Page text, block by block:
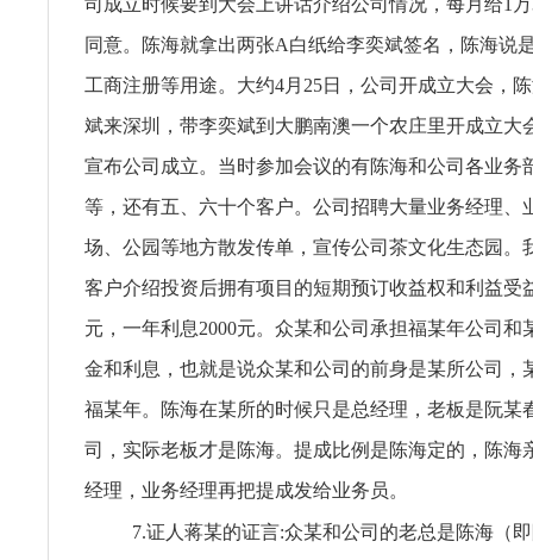
司成立时候要到大会上讲话介绍公司情况，每月给1
同意。陈海就拿出两张A白纸给李奕斌签名，陈海说
工商注册等用途。大约4月25日，公司开成立大会，
斌来深圳，带李奕斌到大鹏南澳一个农庄里开成立大
宣布公司成立。当时参加会议的有陈海和公司各业务
等，还有五、六十个客户。公司招聘大量业务经理、
场、公园等地方散发传单，宣传公司茶文化生态园。
客户介绍投资后拥有项目的短期预订收益权和利益受
元，一年利息2000元。众某和公司承担福某年公司和
金和利息，也就是说众某和公司的前身是某所公司，
福某年。陈海在某所的时候只是总经理，老板是阮某
司，实际老板才是陈海。提成比例是陈海定的，陈海
经理，业务经理再把提成发给业务员。
7.证人蒋某的证言:众某和公司的老总是陈海（